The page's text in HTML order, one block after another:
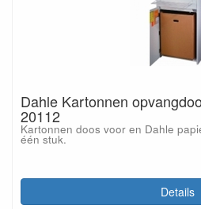
Dahle Kartonnen
20112
Kartonnen doos voor en Dahle
één stuk.
Details